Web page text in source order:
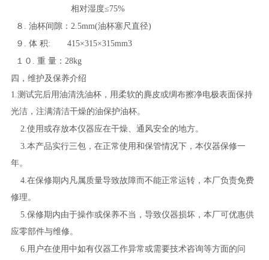
相对湿度≤75%
８
油杯间隙： 2.5mm(油杯塞尺直径)
９
体 积: 415×315×315mm3
１０
重 量： 28kg
四，维护及保养介绍
1. 测试完后用油清洗油杯，用柔软的麂皮或绸布擦净电极表面保持
光洁，注满清洁干燥的油保护油杯。
2. 使用或存放本仪器应在干燥、通风安全的地方。
3. 本产品实行三包，在正常使用和保管情况下，本仪器保修一
年。
4. 在保修期内凡属质量导致故障而不能正常运转，本厂负责免费
修理。
5. 保修期内由于操作或保养不当，导致仪器损坏，本厂可优惠供
应零部件与维修。
6. 用户在使用中如有仪器工作异常或需要技术咨询等方面的问